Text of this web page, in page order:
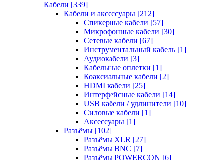
Кабели [339]
Кабели и аксессуары [212]
Спикерные кабели [57]
Микрофонные кабели [30]
Сетевые кабели [67]
Инструментальный кабель [1]
Аудиокабели [3]
Кабельные оплетки [1]
Коаксиальные кабели [2]
HDMI кабели [25]
Интерфейсные кабели [14]
USB кабели / удлинители [10]
Силовые кабели [1]
Аксессуары [1]
Разъёмы [102]
Разъёмы XLR [27]
Разъёмы BNC [7]
Разъёмы POWERCON [6]